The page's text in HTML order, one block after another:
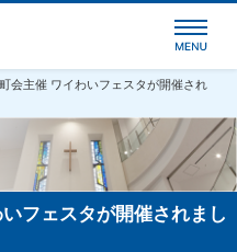
会主催 ワイわいフェスタが開催され
フェスタが開催されまし